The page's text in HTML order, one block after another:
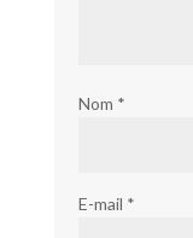
Nom *
E-mail *